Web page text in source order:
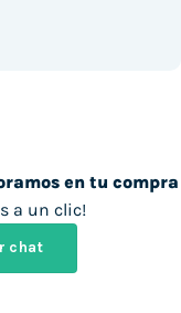
en tu compra
a un clic!
chat